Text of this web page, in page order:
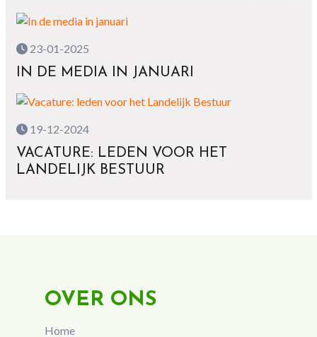
23-01-2025
IN DE MEDIA IN JANUARI
19-12-2024
VACATURE: LEDEN VOOR HET
LANDELIJK BESTUUR
OVER ONS
Home